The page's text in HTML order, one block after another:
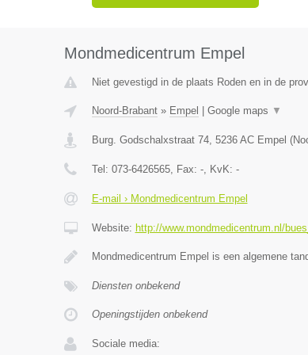
Mondmedicentrum Empel
Niet gevestigd in de plaats Roden en in de
Noord-Brabant» Empel Google maps ▼
Burg. Godschalxstraat 74, 5236 AC Empel (
Tel: 073-6426565, Fax: -, KvK: -
E-mail › Mondmedicentrum Empel
Website: http://www.mondmedicentrum.nl/
Mondmedicentrum Empel is een algemene
Diensten onbekend
Openingstijden onbekend
Sociale media: